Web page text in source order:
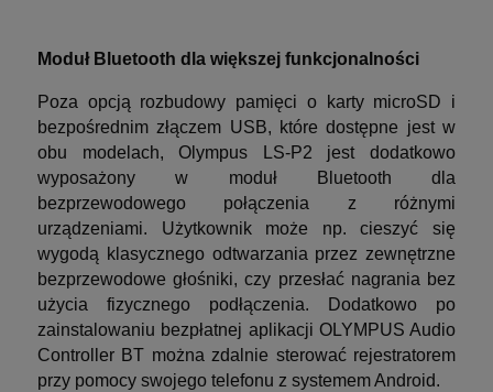
Moduł Bluetooth dla większej funkcjonalności
Poza opcją rozbudowy pamięci o karty microSD i
bezpośrednim złączem USB, które dostępne jest w
obu modelach, Olympus LS-P2 jest dodatkowo
wyposażony w moduł Bluetooth dla
bezprzewodowego połączenia z różnymi
urządzeniami. Użytkownik może np. cieszyć się
wygodą klasycznego odtwarzania przez zewnętrzne
bezprzewodowe głośniki, czy przesłać nagrania bez
użycia fizycznego podłączenia. Dodatkowo po
zainstalowaniu bezpłatnej aplikacji OLYMPUS Audio
Controller BT można zdalnie sterować rejestratorem
przy pomocy swojego telefonu z systemem Android.